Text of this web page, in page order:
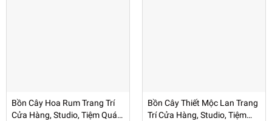
Bồn Cây Hoa Rum Trang Trí
Cửa Hàng, Studio, Tiệm Quán,
Bồn Cây Thiết Mộc Lan Trang
Trí Cửa Hàng, Studio, Tiệm